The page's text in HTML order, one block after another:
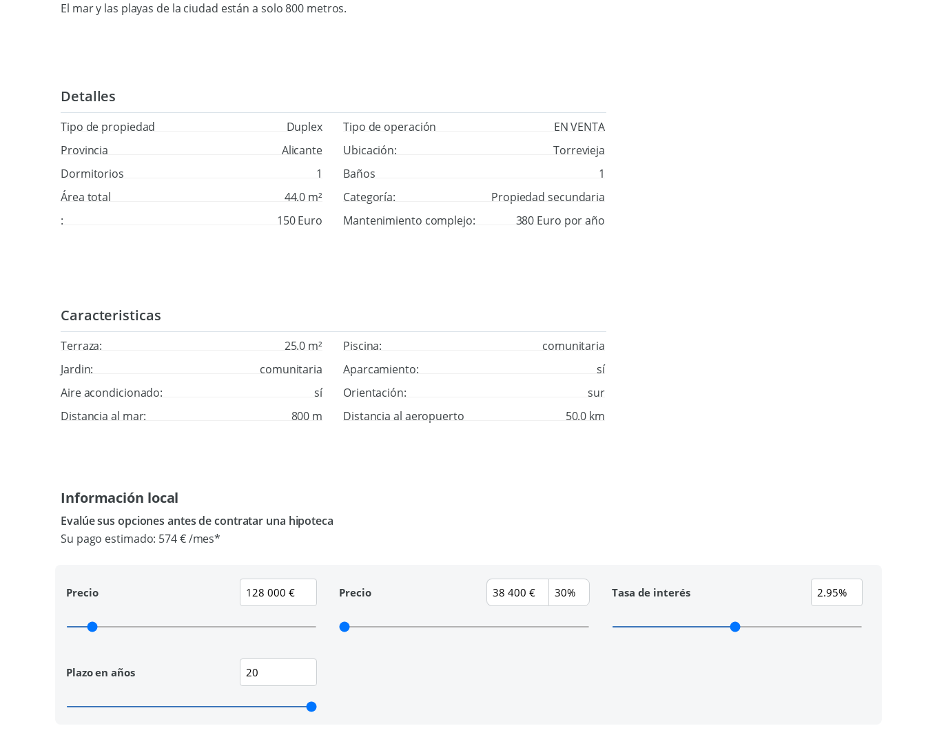
El mar y las playas de la ciudad están a solo 800 metros.
Detalles
Tipo de propiedad Duplex Tipo de operación
EN VENTA
Provincia
Alicante Ubicación:
Torrevieja
Dormitorios
1 Baños
1
Área total
44.0 m² Categoría:
Propiedad secundaria
:
150 Euro Mantenimiento complejo: 380 Euro por año
Caracteristicas
Terraza: 25.0 m² Piscina:
comunitaria
Jardin:
comunitaria Aparcamiento:
sí
Aire acondicionado:
sí Orientación:
sur
Distancia al mar:
800 m Distancia al aeropuerto 50.0 km
Información local
Evalúe sus opciones antes de contratar una hipoteca
Su pago estimado: 574 €/mes*
Precio Precio Tasa de interés
Plazo en años